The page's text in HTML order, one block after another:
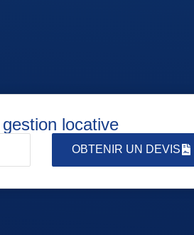
locative
OBTENIR UN DEVIS